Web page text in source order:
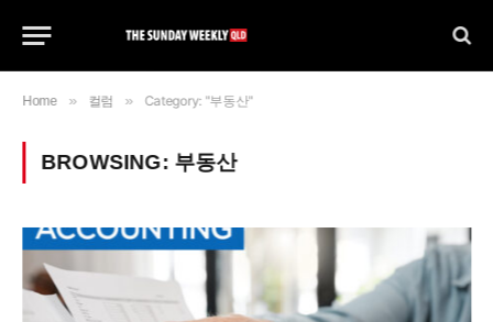
Home » 컬럼 » Category: "부동산"
BROWSING: 부동산